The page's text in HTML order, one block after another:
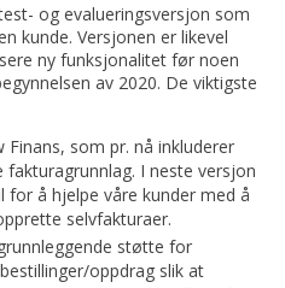
og evalueringsversjon som
kunde. Versjonen er likevel
ny funksjonalitet før noen
av 2020. De viktigste
Finans, som pr. nå inkluderer
I neste versjon
å hjelpe våre kunder med å
selvfakturaer.
støtte for
oppdrag slik at